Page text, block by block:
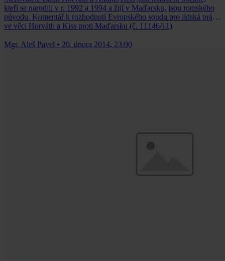
kteří se narodili v r. 1992 a 1994 a žijí v Maďarsku, jsou romského
původu. Komentář k rozhodnutí Evropského soudu pro lidská práva
ve věci Horváth a Kiss proti Maďarsku (č. 11146/11)
Mgr. Aleš Pavel • 20. února 2014, 23:00